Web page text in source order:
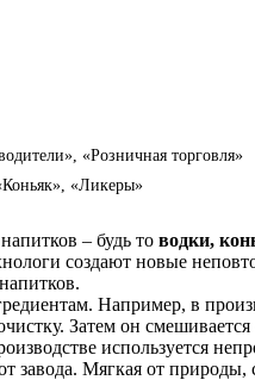
«Розничная торговля»
«Ликеры»
напитков – будь то водки,
создают новые
Например, в
Затем он
используется
завода. Мягкая от